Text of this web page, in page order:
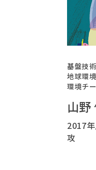
基盤技
地球環
環境チ
山野
2017
攻